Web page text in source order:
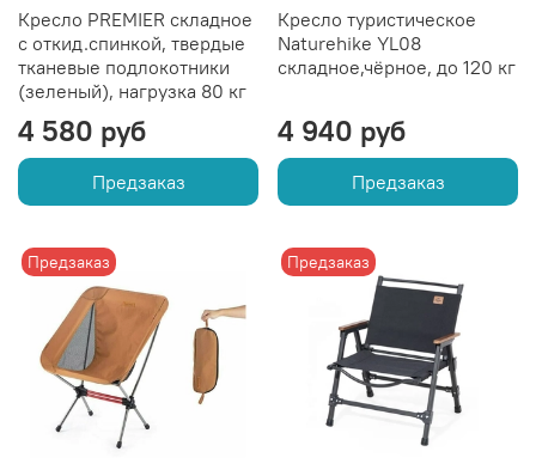
Кресло PREMIER складное
с откид.спинкой, твердые
тканевые подлокотники
(зеленый), нагрузка 80 кг
4 580 руб
Предзаказ
Кресло туристическое
Naturehike YL08
складное,чёрное, до 120 кг
4 940 руб
Предзаказ
Предзаказ Предзаказ